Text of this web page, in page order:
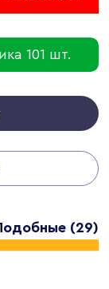
101 шт.
(29)